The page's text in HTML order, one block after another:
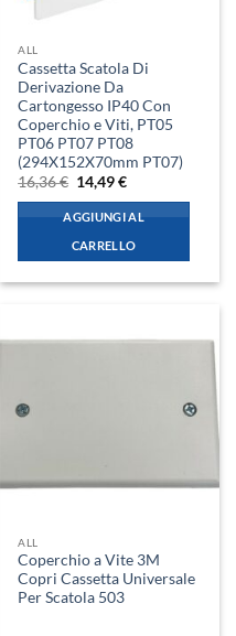
ALL
Cassetta Scatola Di
Derivazione Da
Cartongesso IP40 Con
Coperchio e Viti, PT05
PT06 PT07 PT08
(294X152X70mm PT07)
16,36€ Il
prezzo
originale
era:
16,36 €.
14,49€Il
attuale
è:
14,49 €.
AGGIUNGI AL
CARRELLO
ALL
Coperchio a Vite 3M
Copri Cassetta Universale
Per Scatola 503